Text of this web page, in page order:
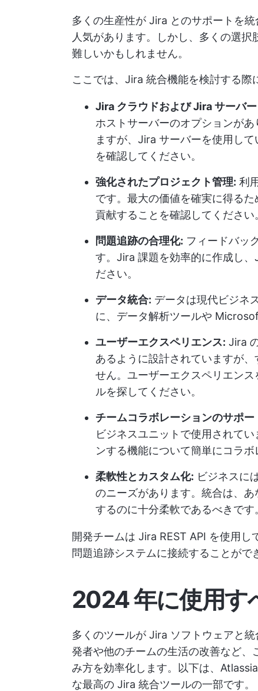
多くの生産性が Jira とのサポートを
人気があります。しかし、多くの選
難しいかもしれません。
ここでは、Jira 統合機能を検討する際
Jira クラウドおよび Jira サーバ
ホストサーバーのオプションが
ますが、Jira サーバーを使用し
を確認してください。
強化されたプロジェクト管理: 利
です。最大の価値を確実に得る
貢献することを確認してください
問題追跡の合理化: フィードバッ
す。Jira 課題を効率的に作成し
ださい。
データ統合: データは現代ビジネ
に、データ解析ツールや
ユーザーエクスペリエンス: Jira
あるように設計されていますが
せん。ユーザーエクスペリエン
ルを探してください。
チームコラボレーションのサポー
ビジネスユニットで使用されて
ンする機能について簡単にコラ
柔軟性とカスタム化: ビジネスに
のニーズがあります。統合は、
するのに十分柔軟であるべきです
開発チームは Jira REST API を使用
問題追跡システムに接続することがで
2024 年に使用す
多くのツールが Jira ソフトウェアと
発者や他のチームの生活の改善など
み方を効率化します。以下は、
な最高の Jira 統合ツールの一部です。